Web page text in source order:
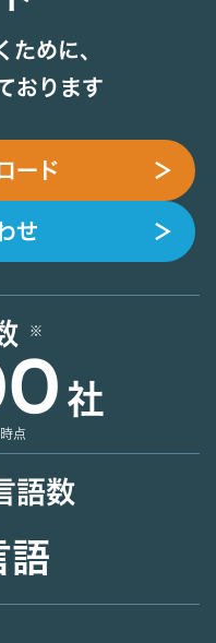
ために、
おります
ード ＞
せ ＞
社
点
語数
語